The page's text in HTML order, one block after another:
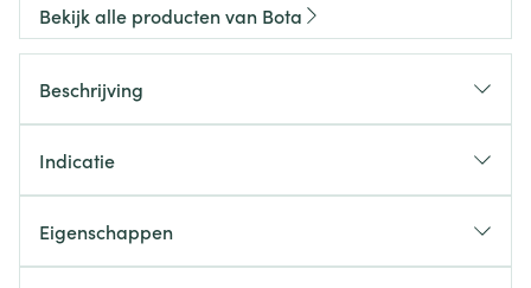
Bekijk alle producten van Bota
Beschrijving
Indicatie
Eigenschappen